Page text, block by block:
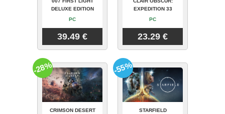
DELUXE EDITION
PC
39.49 €
EXPEDITION 33
PC
23.29 €
CRIMSON DESERT
-28%
STARFIELD
-55%